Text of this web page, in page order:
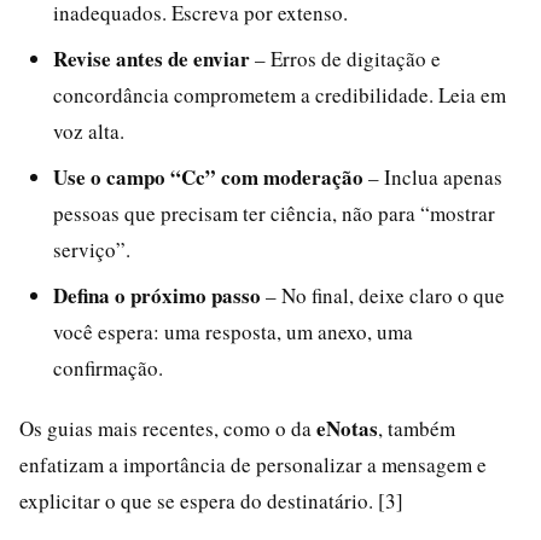
inadequados. Escreva por extenso.
Revise antes de enviar– Erros de digitação e
concordância comprometem a credibilidade. Leia em
voz alta.
Use o campo “Cc” com moderação – Inclua apenas
pessoas que precisam ter ciência, não para “mostrar
serviço”.
Defina o próximo passo – No final, deixe claro o que
você espera: uma resposta, um anexo, uma
confirmação.
Os guias mais recentes, como o da eNotas, também
enfatizam a importância de personalizar a mensagem e
explicitar o que se espera do destinatário. [3]